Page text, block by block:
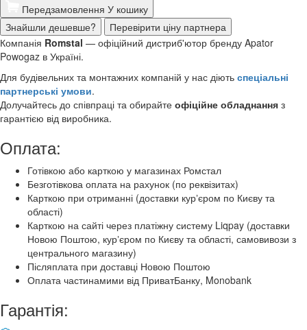
Передзамовлення У кошику
Знайшли дешевше?
Перевірити ціну партнера
Компанія Romstal — офіційний дистриб'ютор бренду Apator
Powogaz в Україні.
Для будівельних та монтажних компаній у нас діють спеціальні
партнерські умови.
Долучайтесь до співпраці та обирайте офіційне обладнання з
гарантією від виробника.
Оплата:
Готівкою або карткою у магазинах Ромстал
Безготівкова оплата на рахунок (по реквізитах)
Карткою при отриманні (доставки курʼєром по Києву та
області)
Карткою на сайті через платіжну систему Liqpay (доставки
Новою Поштою, курʼєром по Києву та області, самовивози з
центрального магазину)
Післяплата при доставці Новою Поштою
Оплата частинамими від ПриватБанку, Monobank
Гарантія: